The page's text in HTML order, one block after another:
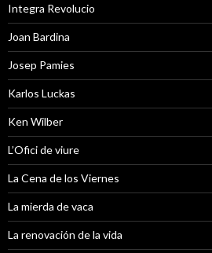
Integra Revolucio
Joan Bardina
Josep Pamies
Karlos Luckas
Ken Wilber
L’Ofici de viure
La Cena de los Viernes
La mierda de vaca
La renovación de la vida